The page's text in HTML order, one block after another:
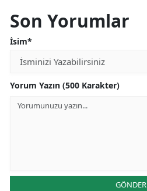
Son Yorumlar
İsim*
Yorum Yazın (500 Karakter)
GÖNDER